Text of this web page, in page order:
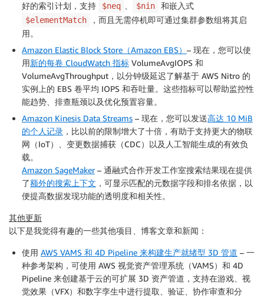
好的索引计划，支持
$neq $nin 和嵌入式
$elementMatch
，而且无需停机即可通过集群参数组将其启
用。
Amazon Elastic Block Store（Amazon EBS） – 现在，您可以使
用新的每卷 CloudWatch 指标 VolumeAvgIOPS 和
VolumeAvgThroughput，以分钟级延迟了解基于 AWS Nitro 的
实例上的 EBS 卷平均 IOPS 和吞吐量。这些指标可以帮助监控性
能趋势、排查瓶颈以及优化预置容量。
Amazon Kinesis Data Streams – 现在，您可以发送高达 10 MiB
的个人记录 ，比以前的限制增大了十倍，有助于支持更大的物联
网（IoT）、变更数据捕获（CDC）以及人工智能生成的有效负
载。
Amazon SageMaker– 通融式合作开发工作室搜索结果现在提供
了额外的搜索上下文 ，可显示匹配的元数据字段和排名依据，以
便提高数据发现功能的透明度和相关性。
其他更新
以下是我觉得有趣的一些其他项目、博客文章和新闻：
使用 AWS VAMS 和 4D Pipeline 来构建生产就绪型 3D 管道 – 一
种参考架构，可使用 AWS 视觉资产管理系统（VAMS）和 4D
Pipeline 来创建基于云的可扩展 3D 资产管道，支持在游戏、视
觉效果（VFX）和数字孪生中进行提取、验证、协作审查和分